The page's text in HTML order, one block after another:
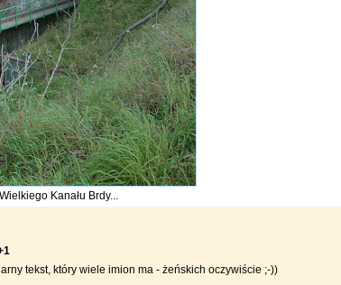
Kanału Brdy...
tekst, który wiele imion ma - żeńskich oczywiście ;-))